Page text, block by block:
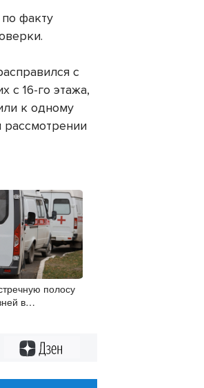
факту
с
с 16-го этажа,
к одному
рассмотрении
полосу
в